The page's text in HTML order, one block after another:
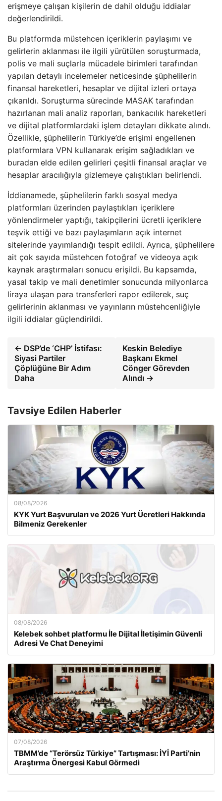
erişmeye çalışan kişilerin de dahil olduğu iddialar
değerlendirildi.
Bu platformda müstehcen içeriklerin paylaşımı ve
gelirlerin aklanması ile ilgili yürütülen soruşturmada,
polis ve mali suçlarla mücadele birimleri tarafından
yapılan detaylı incelemeler neticesinde şüphelilerin
finansal hareketleri, hesaplar ve dijital izleri ortaya
çıkarıldı. Soruşturma sürecinde MASAK tarafından
hazırlanan mali analiz raporları, bankacılık hareketleri
ve dijital platformlardaki işlem detayları dikkate alındı.
Özellikle, şüphelilerin Türkiye’de erişimi engellenen
platformlara VPN kullanarak erişim sağladıkları ve
buradan elde edilen gelirleri çeşitli finansal araçlar ve
hesaplar aracılığıyla gizlemeye çalıştıkları belirlendi.
İddianamede, şüphelilerin farklı sosyal medya
platformları üzerinden paylaştıkları içeriklere
yönlendirmeler yaptığı, takipçilerini ücretli içeriklere
teşvik ettiği ve bazı paylaşımların açık internet
sitelerinde yayımlandığı tespit edildi. Ayrıca, şüphelilere
ait çok sayıda müstehcen fotoğraf ve videoya açık
kaynak araştırmaları sonucu erişildi. Bu kapsamda,
yasal takip ve mali denetimler sonucunda milyonlarca
liraya ulaşan para transferleri rapor edilerek, suç
gelirlerinin aklanması ve yayınların müstehcenliğiyle
ilgili iddialar güçlendirildi.
← DSP’de ‘CHP’ İstifası:
Siyasi Partiler
Çöplüğüne Bir Adım
Daha
Keskin Belediye
Başkanı Ekmel
Cönger Görevden
Alındı →
Tavsiye Edilen Haberler
08/08/2026
KYK Yurt Başvuruları ve 2026 Yurt Ücretleri Hakkında
Bilmeniz Gerekenler
08/08/2026
Kelebek sohbet platformu İle Dijital İletişimin Güvenli
Adresi Ve Chat Deneyimi
07/08/2026
TBMM’de “Terörsüz Türkiye” Tartışması: İYİ Parti’nin
Araştırma Önergesi Kabul Görmedi